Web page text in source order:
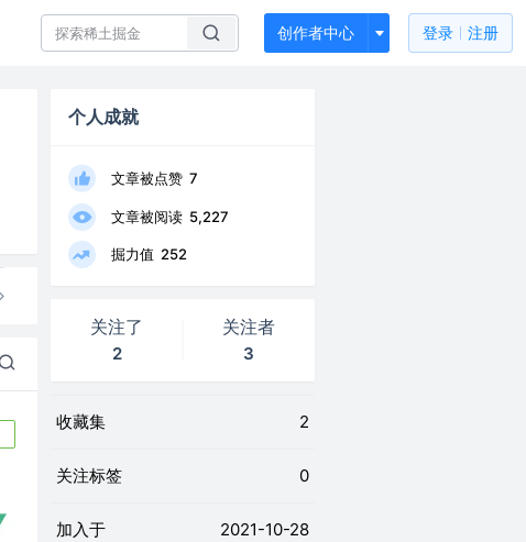
创作者中心 登录 注册
个人成就
文章被点赞 7
文章被阅读 5,227
掘力值 252
关注了
2
关注者
3
收藏集 2
关注标签 0
加入于 2021-10-28